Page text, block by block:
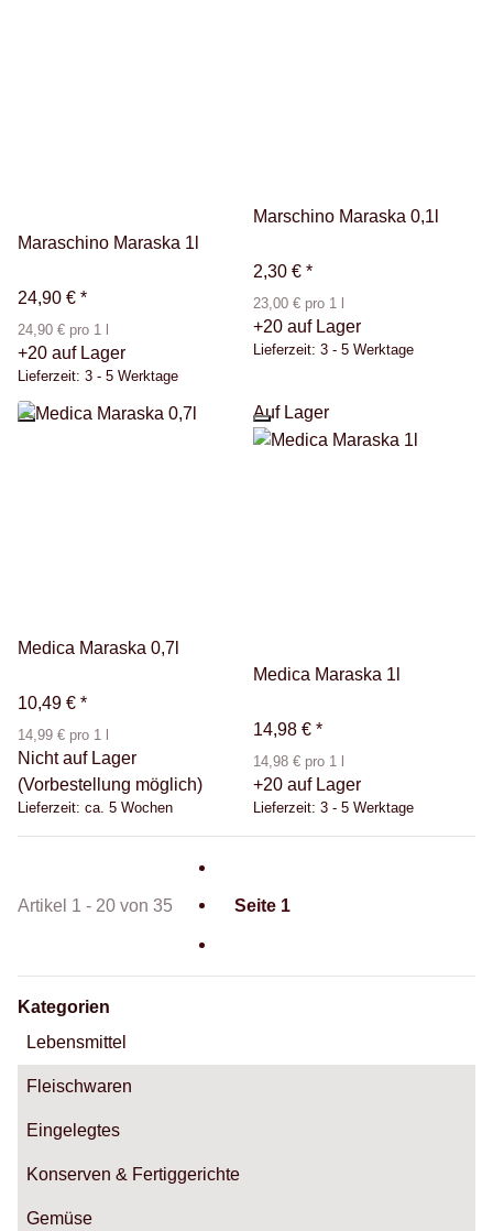
Maraschino Maraska 1l
24,90 € *
24,90 € pro 1 l
+20 auf Lager
Lieferzeit: 3 - 5 Werktage
Marschino Maraska 0,1l
2,30 € *
23,00 € pro 1 l
+20 auf Lager
Lieferzeit: 3 - 5 Werktage
Medica Maraska 0,7l
10,49 € *
14,99 € pro 1 l
Nicht auf Lager
(Vorbestellung möglich)
Lieferzeit: ca. 5 Wochen
Auf Lager
Medica Maraska 1l
14,98 € *
14,98 € pro 1 l
+20 auf Lager
Lieferzeit: 3 - 5 Werktage
Artikel 1 - 20 von 35 Seite 1
Kategorien
Lebensmittel
Fleischwaren
Eingelegtes
Konserven & Fertiggerichte
Gemüse